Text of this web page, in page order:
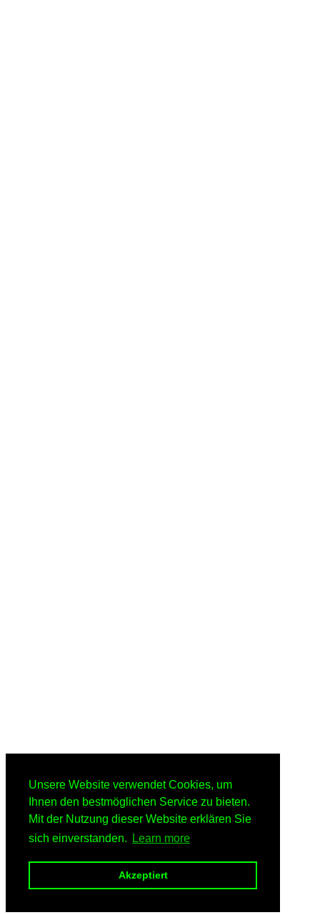
Unsere Website verwendet Cookies, um
Ihnen den bestmöglichen Service zu bieten.
Mit der Nutzung dieser Website erklären Sie
sich einverstanden.
Learn more
Akzeptiert